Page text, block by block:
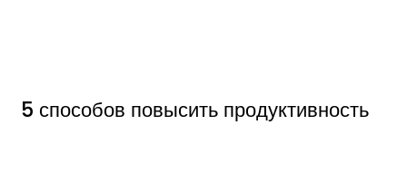
5 способов повысить продуктивность